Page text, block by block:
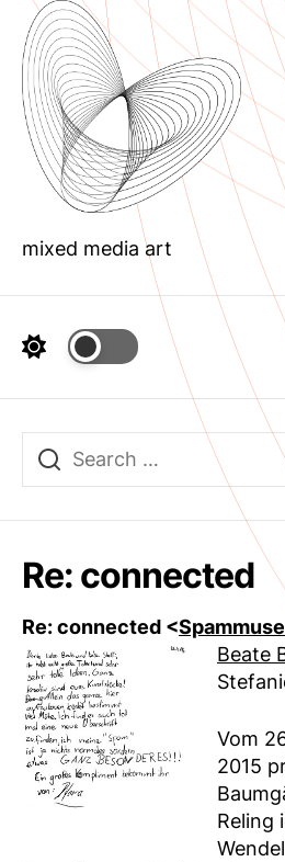
the
content
mixed media art
Re: connected
Re: connected <
Beate
Vom
2015
Reling